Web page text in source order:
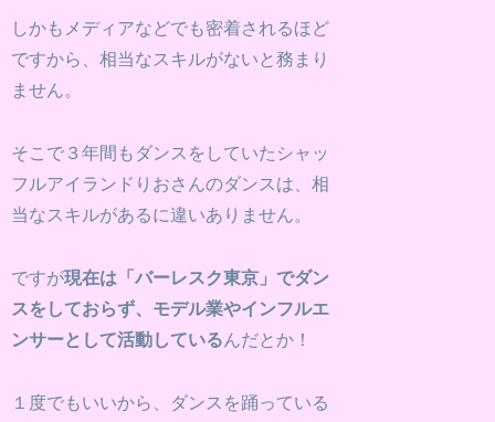
しかもメディアなどでも密着されるほど
ですから、相当なスキルがないと務まり
ません。
そこで３年間もダンスをしていたシャッ
フルアイランドりおさんのダンスは、相
当なスキルがあるに違いありません。
ですが現在は「バーレスク東京」でダン
スをしておらず、モデル業やインフルエ
ンサーとして活動しているんだとか！
１度でもいいから、ダンスを踊っている